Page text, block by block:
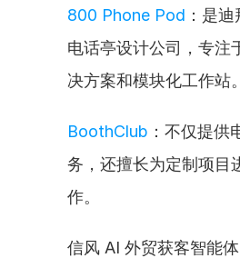
800 Phone Pod ：是
电话亭设计公司，专注
决方案和模块化工作站。
BoothClub ：不仅提供
务，还擅长为定制项目
作。
信风 AI 外贸获客智能体